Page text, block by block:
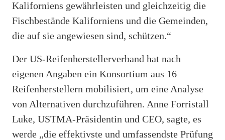
Kaliforniens gewährleisten und gleichzeitig die
Fischbestände Kaliforniens und die Gemeinden,
die auf sie angewiesen sind, schützen.“
Der US-Reifenherstellerverband hat nach
eigenen Angaben ein Konsortium aus 16
Reifenherstellern mobilisiert, um eine Analyse
von Alternativen durchzuführen. Anne Forristall
Luke, USTMA-Präsidentin und CEO, sagte, es
werde „die effektivste und umfassendste Prüfung